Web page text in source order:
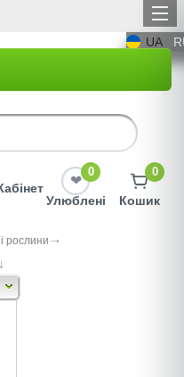
UA
0
Улюблені
0
Кошик
рослини